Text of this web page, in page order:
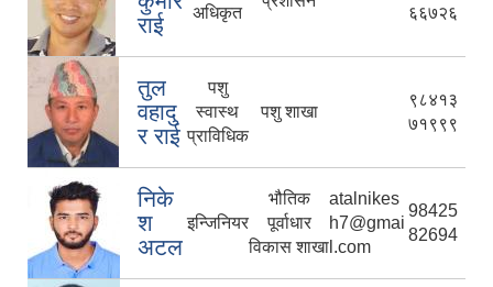
राई
अधिकृत
६६७२६
तुल
वहादु
र राई
पशु
स्वास्थ
प्राविधिक
पशु शाखा
९८४१३
७१९९९
निके
श
अटल
इन्जिनियर
भौतिक
पूर्वाधार
विकास शाखा
atalnikes
h7@gmai
l.com
98425
82694